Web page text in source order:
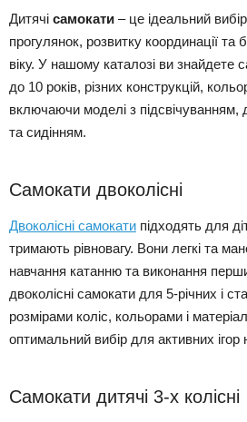
Дитячі самокати – це ідеальний вибір
прогулянок, розвитку координації та
віку. У нашому каталозі ви знайдете
до 10 років, різних конструкцій,
включаючи моделі з підсвічуванням,
та сидінням.
Самокати двоколісні
Двоколісні самокати підходять для
тримають рівновагу. Вони легкі та
навчання катанню та виконання
двоколісні самокати для 5-річних і
розмірами коліс, кольорами і
оптимальний вибір для активних ігор
Самокати дитячі 3-х колісні